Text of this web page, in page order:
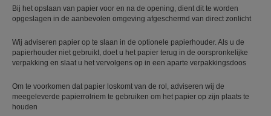
Bij het opslaan van papier voor en na de opening, dient dit te worden
opgeslagen in de aanbevolen omgeving afgeschermd van direct zonlicht
Wij adviseren papier op te slaan in de optionele papierhouder. Als u de
papierhouder niet gebruikt, doet u het papier terug in de oorspronkelijke
verpakking en slaat u het vervolgens op in een aparte verpakkingsdoos
Om te voorkomen dat papier loskomt van de rol, adviseren wij de
meegeleverde papierrolriem te gebruiken om het papier op zijn plaats te
houden